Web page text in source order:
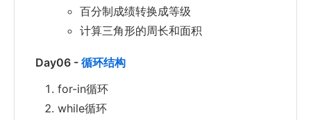
百分制成绩转换成等级
计算三角形的周长和面积
Day06 - 循环结构
for-in循环
while循环